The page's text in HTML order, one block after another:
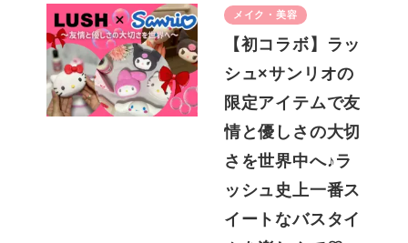
メイク・美容
【初コラボ】ラッ
シュ×サンリオの
限定アイテムで友
情と優しさの大切
さを世界中へ♪ラ
ッシュ史上一番ス
イートなバスタイ